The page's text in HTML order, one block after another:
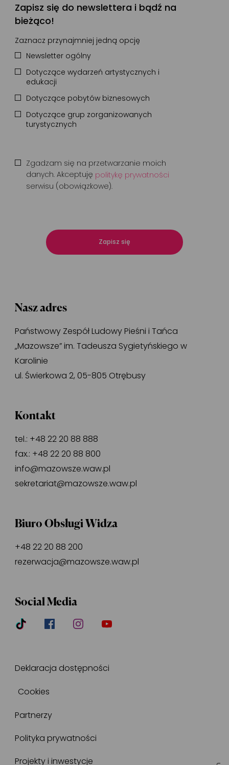
Zapisz się do newslettera i bądź na
bieżąco!
Zaznacz przynajmniej jedną opcję
Newsletter ogólny
Dotyczące wydarzeń artystycznych i
edukacji
Dotyczące pobytów biznesowych
Dotyczące grup zorganizowanych
turystycznych
Zgadzam się na przetwarzanie moich
danych. Akceptuję politykę prywatności
serwisu (obowiązkowe).
Zapisz się
Nasz adres
Państwowy Zespół Ludowy Pieśni i Tańca
„Mazowsze” im. Tadeusza Sygietyńskiego w
Karolinie
ul. Świerkowa 2, 05-805 Otrębusy
Kontakt
tel.: +48 22 20 88 888
fax.: +48 22 20 88 800
info@mazowsze.waw.pl
sekretariat@mazowsze.waw.pl
Biuro Obsługi Widza
+48 22 20 88 200
rezerwacja@mazowsze.waw.pl
Social Media
Deklaracja dostępności
Cookies
Partnerzy
Polityka prywatności
Projekty i inwestycje